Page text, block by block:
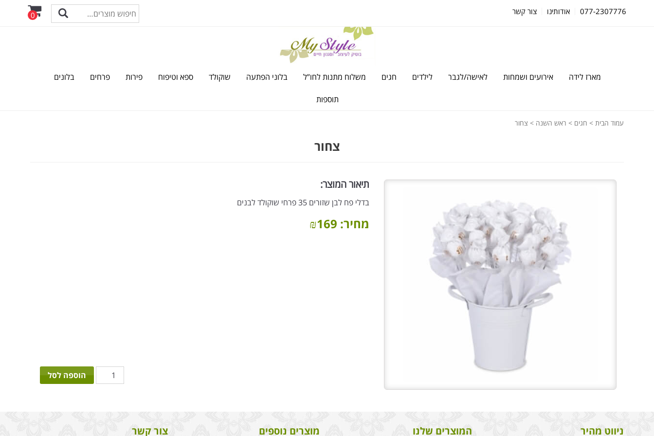
077-2307776 אודותינו צור קשר 0
מארז לידה אירועים ושמחות לאישה/לגבר לילדים חגים משלוח מתנות לחו”ל בלוני הפתעה שוקולד ספא וטיפוח פירות פרחים בלונים
תוספות
עמוד הבית > חגים > ראש השנה > צחור
צחור
תיאור המוצר:
בדלי פח לבן שזורים 35 פרחי שוקולד לבנים
מחיר: ₪169
כמות
הוספה לסל
ניווט מהיר המוצרים שלנו מוצרים נוספים צור קשר